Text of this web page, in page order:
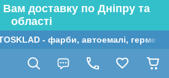
доставку по Дніпру та
області
- фарби, автоемалі,